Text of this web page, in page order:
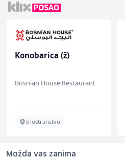
Konobarica (ž)
Bosnian House Restaurant
Inostranstvo
Možda vas zanima